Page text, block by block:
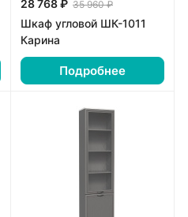
28 768 ₽ 35 960 ₽
Шкаф угловой ШК-1011
Карина
Подробнее